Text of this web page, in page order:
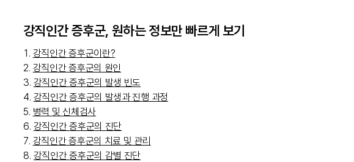
강직인간 증후군, 원하는 정보만 빠르게 보기
강직인간 증후군이란?
강직인간 증후군의 원인
강직인간 증후군의 발생 빈도
강직인간 증후군의 발생과 진행 과정
병력 및 신체검사
강직인간 증후군의 진단
강직인간 증후군의 치료 및 관리
강직인간 증후군의 감별 진단